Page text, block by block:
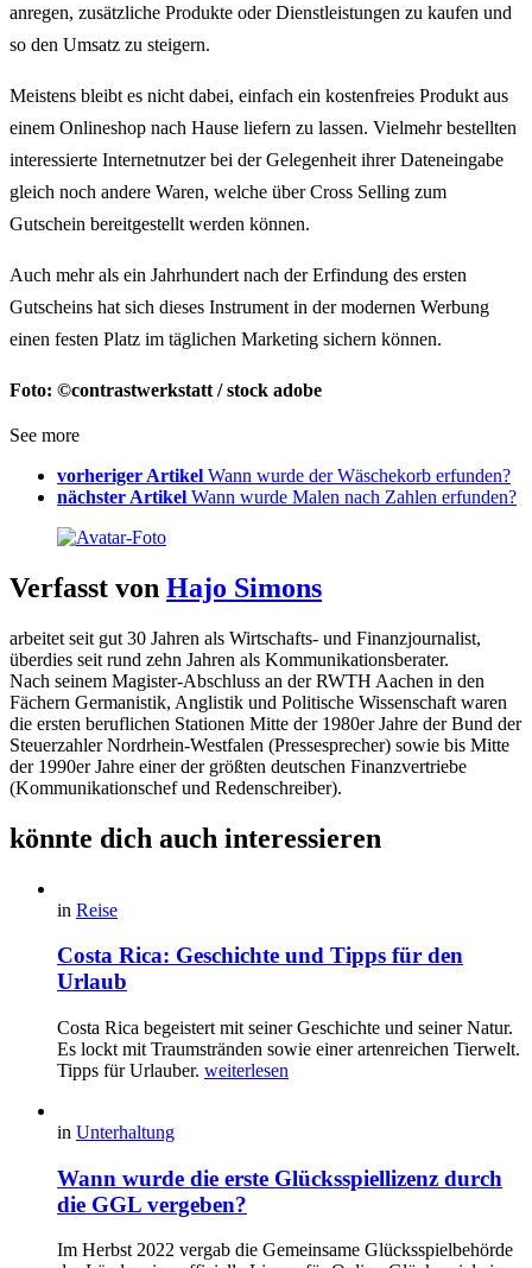
anregen, zusätzliche Produkte oder Dienstleistungen zu kaufen und
so den Umsatz zu steigern.
Meistens bleibt es nicht dabei, einfach ein kostenfreies Produkt aus
einem Onlineshop nach Hause liefern zu lassen. Vielmehr bestellten
interessierte Internetnutzer bei der Gelegenheit ihrer Dateneingabe
gleich noch andere Waren, welche über Cross Selling zum
Gutschein bereitgestellt werden können.
Auch mehr als ein Jahrhundert nach der Erfindung des ersten
Gutscheins hat sich dieses Instrument in der modernen Werbung
einen festen Platz im täglichen Marketing sichern können.
Foto: ©contrastwerkstatt / stock adobe
See more
vorheriger Artikel Wann wurde der Wäschekorb erfunden?
nächster Artikel Wann wurde Malen nach Zahlen erfunden?
Verfasst von Hajo Simons
arbeitet seit gut 30 Jahren als Wirtschafts- und Finanzjournalist,
überdies seit rund zehn Jahren als Kommunikationsberater.
Nach seinem Magister-Abschluss an der RWTH Aachen in den
Fächern Germanistik, Anglistik und Politische Wissenschaft waren
die ersten beruflichen Stationen Mitte der 1980er Jahre der Bund der
Steuerzahler Nordrhein-Westfalen (Pressesprecher) sowie bis Mitte
der 1990er Jahre einer der größten deutschen Finanzvertriebe
(Kommunikationschef und Redenschreiber).
könnte dich auch interessieren
in Reise
Costa Rica: Geschichte und Tipps für den
Urlaub
Costa Rica begeistert mit seiner Geschichte und seiner Natur.
Es lockt mit Traumstränden sowie einer artenreichen Tierwelt.
Tipps für Urlauber. weiterlesen
in Unterhaltung
Wann wurde die erste Glücksspiellizenz durch
die GGL vergeben?
Im Herbst 2022 vergab die Gemeinsame Glücksspielbehörde